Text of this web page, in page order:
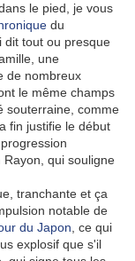
le pied, je vous
du
dit tout ou presque
une
de nombreux
ont le même champs
souterraine, comme
fin justifie le début
qui souligne
tranchante et ça
notable de
du Japon , ce qui
explosif que s'il